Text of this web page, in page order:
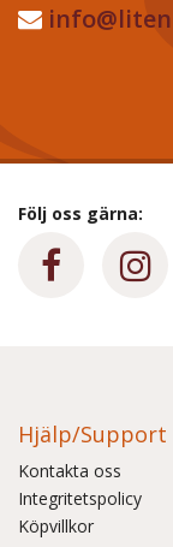
Följ oss gärna:
Hjälp/Support
Kontakta oss
Integritetspolicy
Köpvillkor